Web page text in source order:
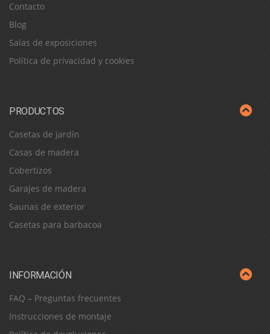
Contacto
Blog
Salas de exposiciones
Política de privacidad y cookies
PRODUCTOS
Casetas de jardín
Casas de madera
Cobertizos
Garajes de madera
Saunas de exterior
Casetas para barbacoa
INFORMACIÓN
FAQ – Preguntas frecuentes
Instrucciones de montaje